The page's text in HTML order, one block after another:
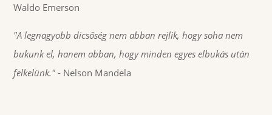
Waldo Emerson
"A legnagyobb dicsőség nem abban rejlik, hogy soha nem
bukunk el, hanem abban, hogy minden egyes elbukás után
felkelünk." - Nelson Mandela